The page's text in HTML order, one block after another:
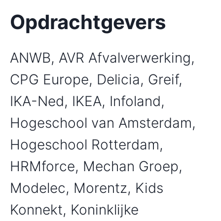
Opdrachtgevers
ANWB, AVR Afvalverwerking,
CPG Europe, Delicia, Greif,
IKA-Ned, IKEA, Infoland,
Hogeschool van Amsterdam,
Hogeschool Rotterdam,
HRMforce, Mechan Groep,
Modelec, Morentz, Kids
Konnekt, Koninklijke